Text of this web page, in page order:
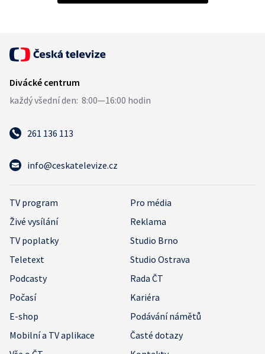
261 136 113
info@ceskatelevize.cz
TV program
Pro média
Živé vysílání
Reklama
TV poplatky
Studio Brno
Teletext
Studio Ostrava
Podcasty
Rada ČT
Počasí
Kariéra
E-shop
Podávání námětů
Mobilní a TV aplikace
Časté dotazy